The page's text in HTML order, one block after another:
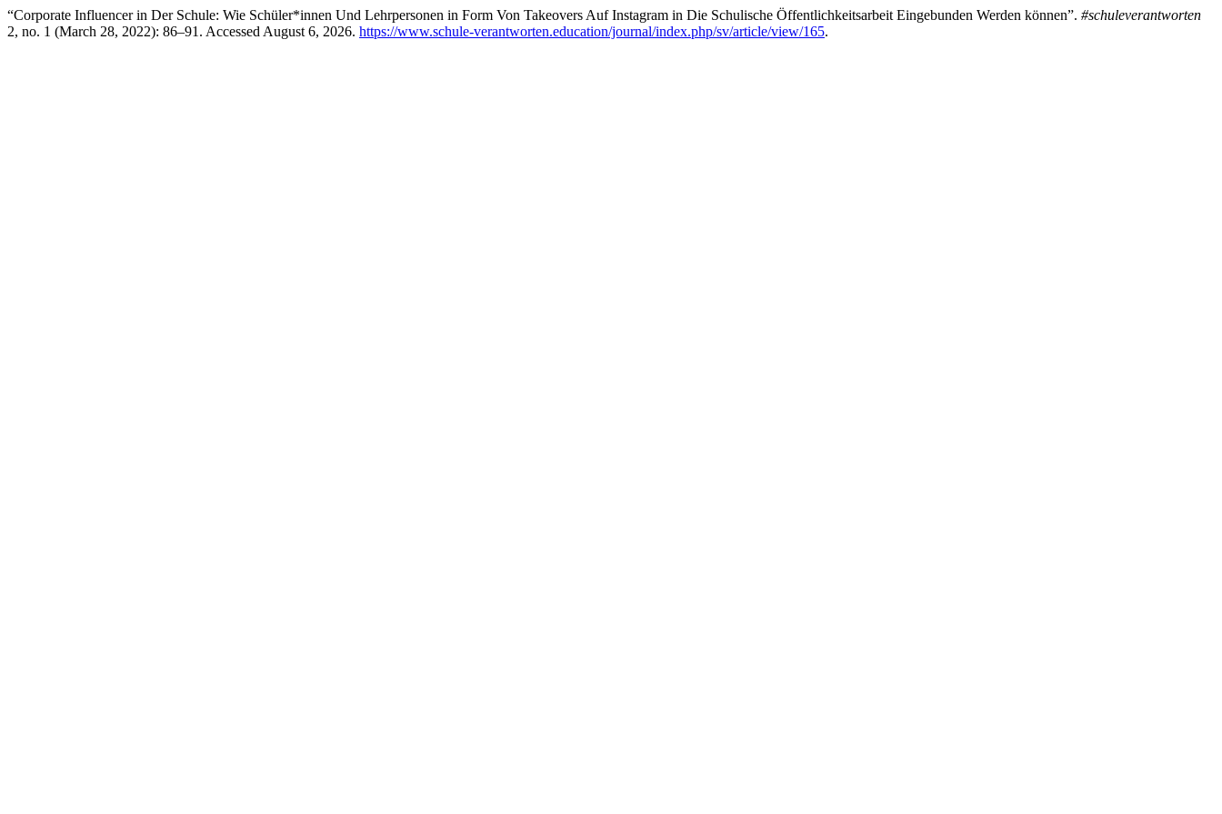
“Corporate Influencer in Der Schule: Wie Schüler*innen Und Lehrpersonen in Form Von Takeovers Auf Instagram in Die Schulische Öffentlichkeitsarbeit Eingebunden Werden können”. #schuleverantworten
2, no. 1 (March 28, 2022): 86–91. Accessed August 6, 2026. https://www.schule-verantworten.education/journal/index.php/sv/article/view/165.